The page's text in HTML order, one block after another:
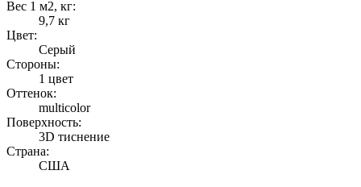
Вес 1 м2, кг:
9,7 кг
Цвет:
Серый
Стороны:
1 цвет
Оттенок:
multicolor
Поверхность:
3D тиснение
Страна:
США